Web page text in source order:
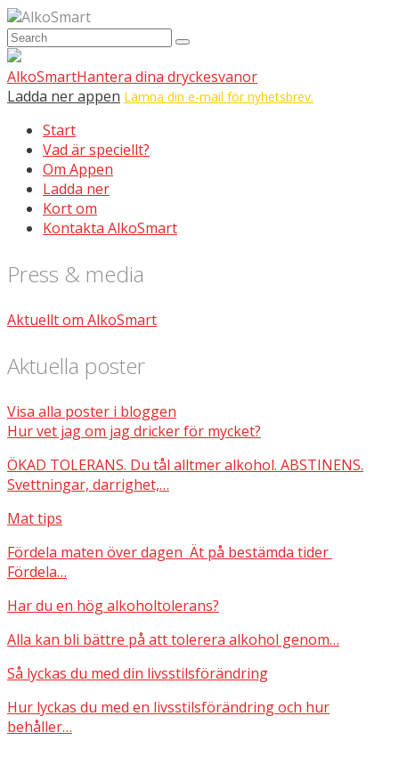
AlkoSmart
AlkoSmartHantera dina dryckesvanor
Ladda ner appen Lämna din e-mail för nyhetsbrev.
Start
Vad är speciellt?
Om Appen
Ladda ner
Kort om
Kontakta AlkoSmart
Press & media
Aktuellt om AlkoSmart
Aktuella poster
Visa alla poster i bloggen
Hur vet jag om jag dricker för mycket?
ÖKAD TOLERANS. Du tål alltmer alkohol. ABSTINENS.
Svettningar, darrighet,…
Mat tips
Fördela maten över dagen Ät på bestämda tider
Fördela…
Har du en hög alkoholtolerans?
Alla kan bli bättre på att tolerera alkohol genom…
Så lyckas du med din livsstilsförändring
Hur lyckas du med en livsstilsförändring och hur
behåller…